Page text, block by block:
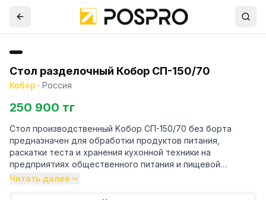
Стол разделочный Кобор СП-150/70
Кобор · Россия
250 900 тг
Стол производственный Kобор СП-150/70 без борта
предназначен для обработки продуктов питания,
раскатки теста и хранения кухонной техники на
предприятиях общественного питания и пищевой
промышленности.
Читать далее